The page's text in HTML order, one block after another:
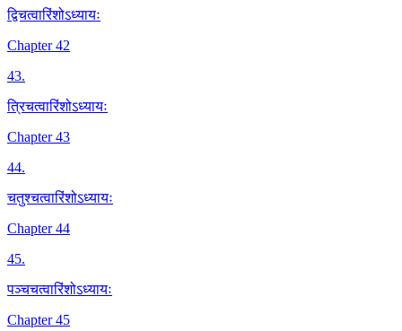
द्विचत्वारिंशोऽध्यायः
Chapter 42
43.
त्रिचत्वारिंशोऽध्यायः
Chapter 43
44.
चतुश्चत्वारिंशोऽध्यायः
Chapter 44
45.
पञ्चचत्वारिंशोऽध्यायः
Chapter 45